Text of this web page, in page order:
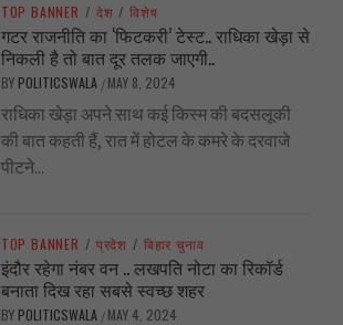
TOP BANNER / देश / विशेष
गटर राजनीति का ‘फिटकरी’ टेस्ट.. राधिका खेड़ा से
निकली है तो बात दूर तलक जाएगी..
BY POLITICSWALA / MAY 8, 2024
राधिका खेड़ा अपने साथ कई किस्म की बदसलूकी
की बात कहती हैं, रात में होटल के कमरे के दरवाजे
पीटने...
TOP BANNER / प्रदेश / बिहार चुनाव
इंदौर रहेगा नंबर वन .. लखपति नोटा का रिकॉर्ड
बनाता दिख रहा सबसे स्वच्छ शहर
BY POLITICSWALA / MAY 4, 2024